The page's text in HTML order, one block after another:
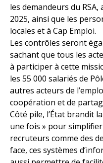
les demandeurs du RSA,
2025, ainsi que les
locales et à Cap Emploi.
Les contrôles seront
sachant que tous les
à participer à cette
les 55 000 salariés de
autres acteurs de
coopération et de
Côté pile, l’État brandit
une fois » pour
recruteurs comme des
face, ces systèmes